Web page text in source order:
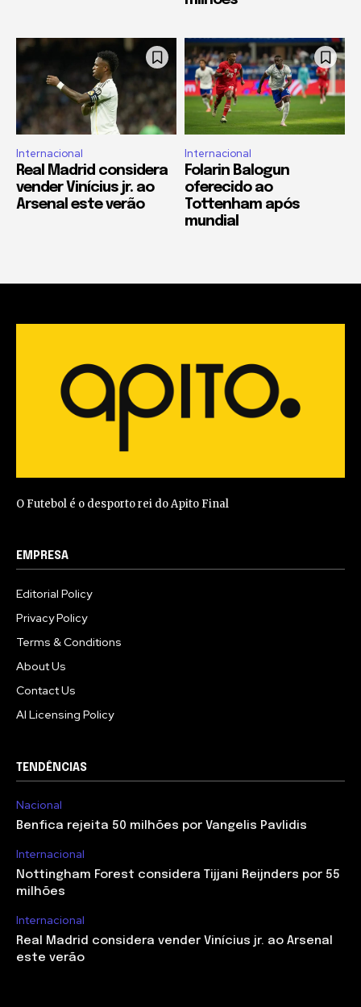
Internacional
Real Madrid considera
vender Vinícius jr. ao
Arsenal este verão
Internacional
Folarin Balogun
oferecido ao
Tottenham após
mundial
O Futebol é o desporto rei do Apito Final
EMPRESA
Editorial Policy
Privacy Policy
Terms & Conditions
About Us
Contact Us
AI Licensing Policy
TENDÊNCIAS
Nacional
Benfica rejeita 50 milhões por Vangelis Pavlidis
Internacional
Nottingham Forest considera Tijjani Reijnders por 55
milhões
Internacional
Real Madrid considera vender Vinícius jr. ao Arsenal
este verão